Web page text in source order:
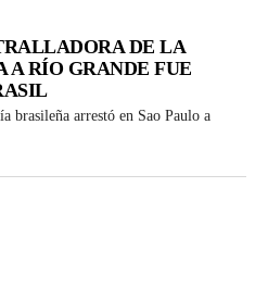
DE LA
RÍO GRANDE FUE
brasileña arrestó en Sao Paulo a